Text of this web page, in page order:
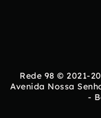
Rede 98 © 2021-
Avenida Nossa
-